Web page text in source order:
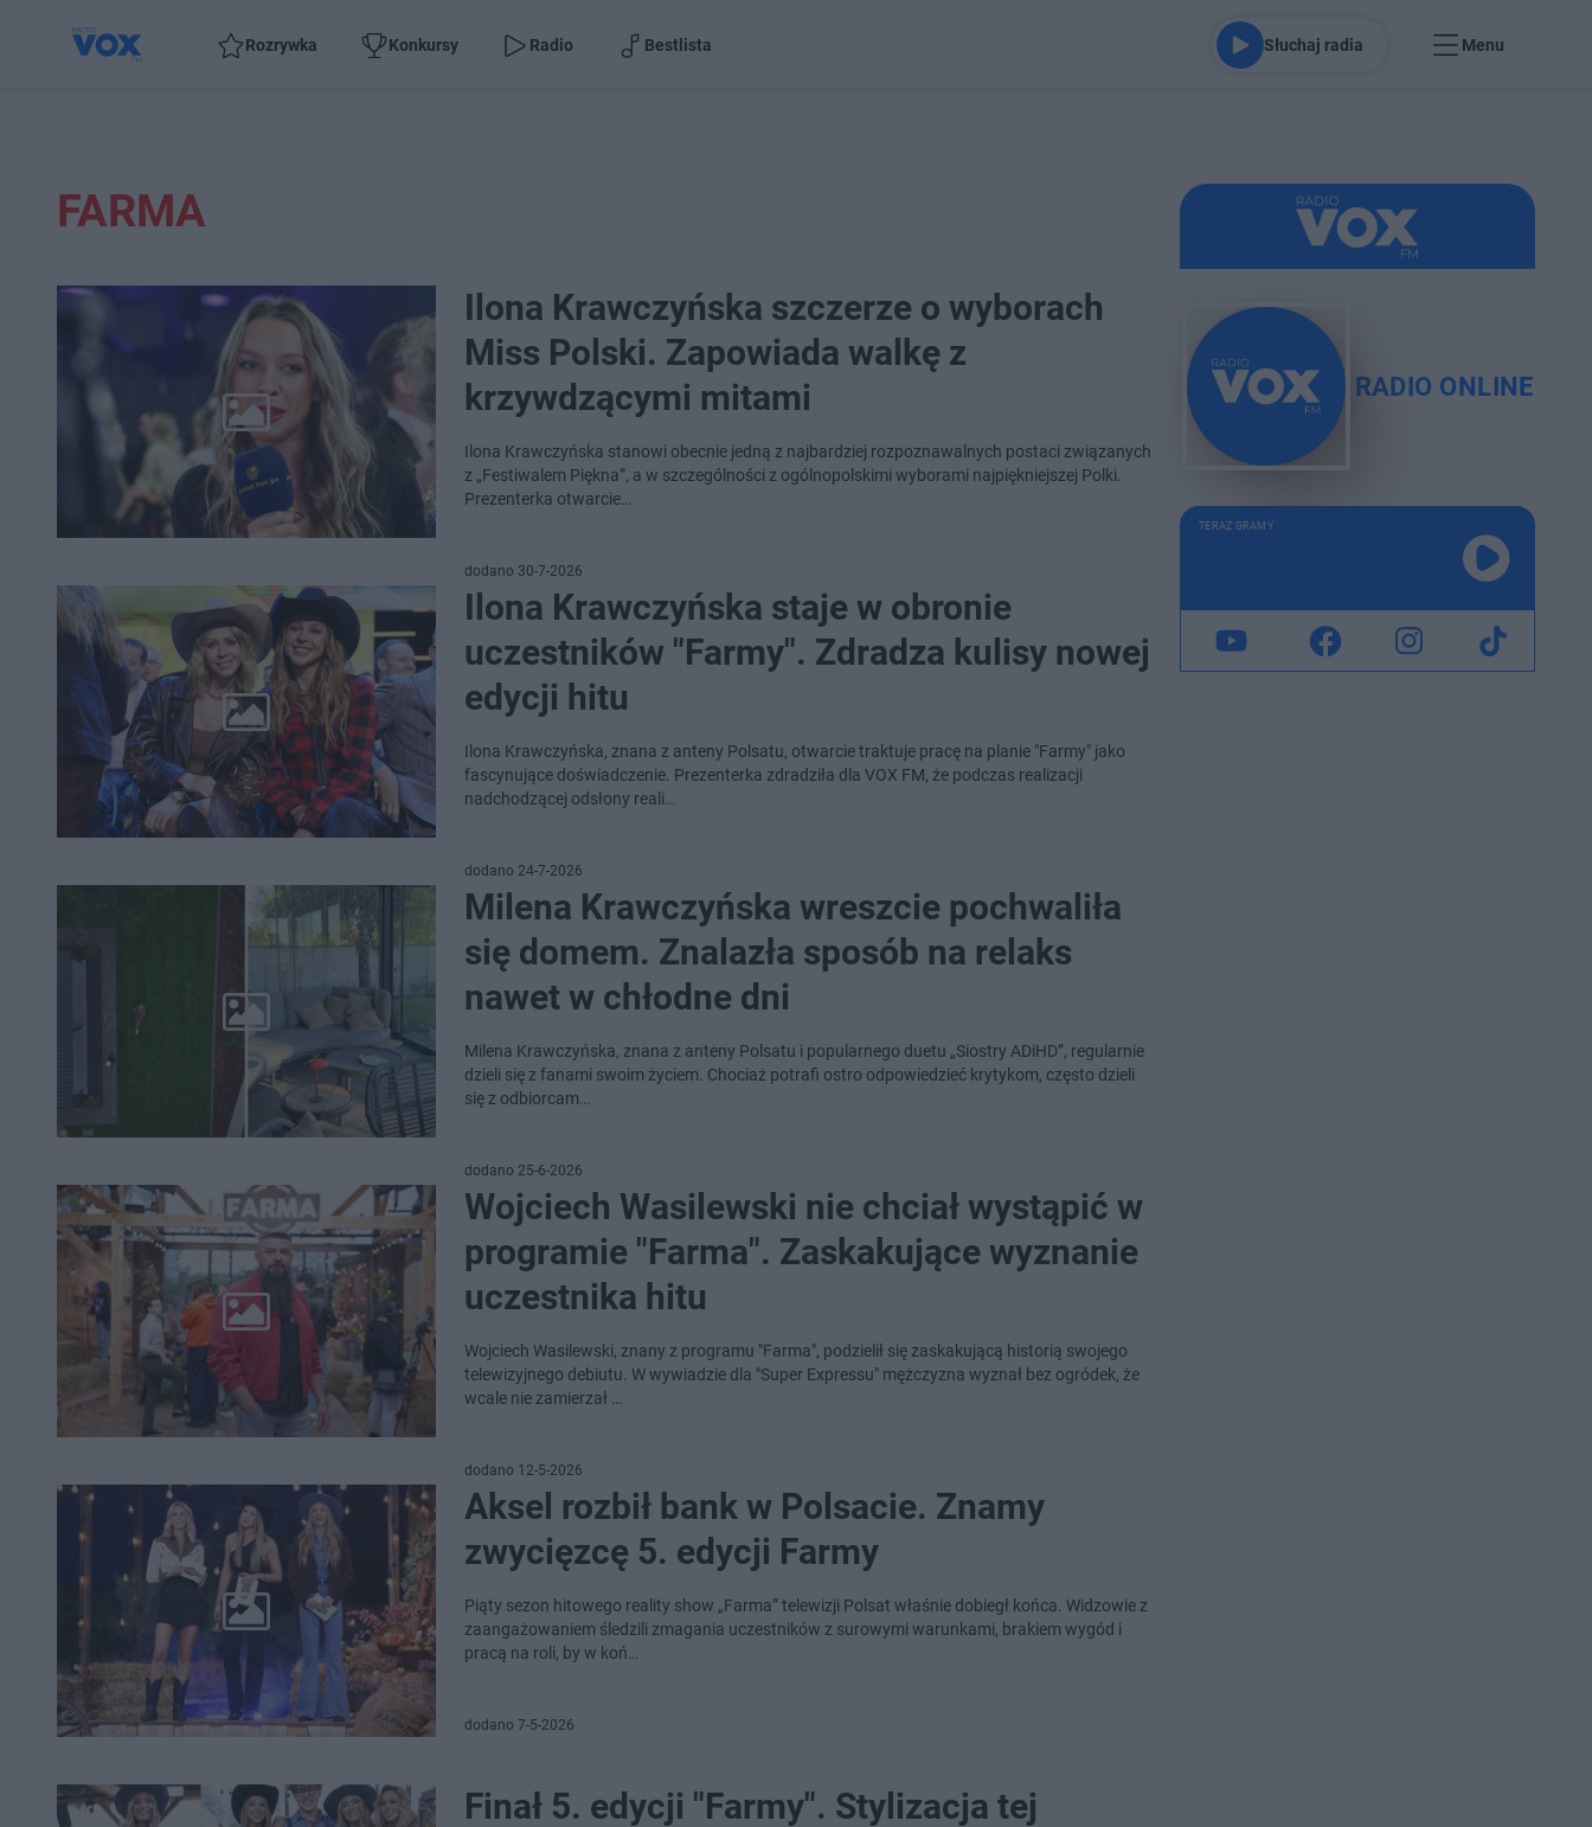
Rozrywka Konkursy Radio Bestlista Słuchaj radia Menu
FARMA
Ilona Krawczyńska szczerze o wyborach
Miss Polski. Zapowiada walkę z
krzywdzącymi mitami
Ilona Krawczyńska stanowi obecnie jedną z najbardziej rozpoznawalnych postaci związanych
z „Festiwalem Piękna”, a w szczególności z ogólnopolskimi wyborami najpiękniejszej Polki.
Prezenterka otwarcie…
dodano 30-7-2026
Ilona Krawczyńska staje w obronie
uczestników "Farmy". Zdradza kulisy nowej
edycji hitu
Ilona Krawczyńska, znana z anteny Polsatu, otwarcie traktuje pracę na planie "Farmy" jako
fascynujące doświadczenie. Prezenterka zdradziła dla VOX FM, że podczas realizacji
nadchodzącej odsłony reali…
dodano 24-7-2026
Milena Krawczyńska wreszcie pochwaliła
się domem. Znalazła sposób na relaks
nawet w chłodne dni
Milena Krawczyńska, znana z anteny Polsatu i popularnego duetu „Siostry ADiHD”, regularnie
dzieli się z fanami swoim życiem. Chociaż potrafi ostro odpowiedzieć krytykom, często dzieli
się z odbiorcam…
dodano 25-6-2026
Wojciech Wasilewski nie chciał wystąpić w
programie "Farma". Zaskakujące wyznanie
uczestnika hitu
Wojciech Wasilewski, znany z programu "Farma", podzielił się zaskakującą historią swojego
telewizyjnego debiutu. W wywiadzie dla "Super Expressu" mężczyzna wyznał bez ogródek, że
wcale nie zamierzał …
dodano 12-5-2026
Aksel rozbił bank w Polsacie. Znamy
zwycięzcę 5. edycji Farmy
Piąty sezon hitowego reality show „Farma” telewizji Polsat właśnie dobiegł końca. Widzowie z
zaangażowaniem śledzili zmagania uczestników z surowymi warunkami, brakiem wygód i
pracą na roli, by w koń…
dodano 7-5-2026
Finał 5. edycji "Farmy". Stylizacja tej
RADIO ONLINE
TERAZ GRAMY